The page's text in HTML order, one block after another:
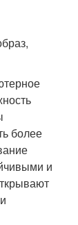
более
и